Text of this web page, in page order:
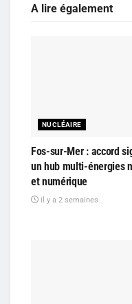
A lire également
NUCLÉAIRE
Fos-sur-Mer : accord
un hub multi-énergies
et numérique
il y a 2 semaines